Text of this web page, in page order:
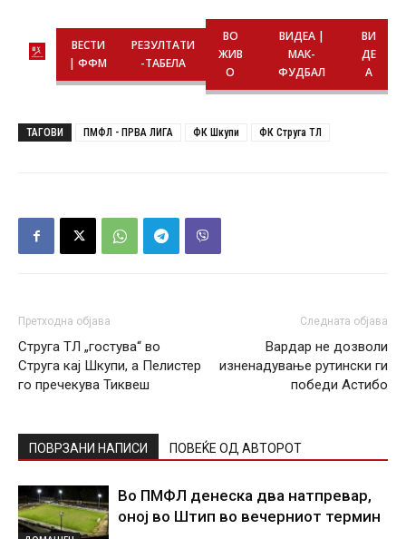
ВЕСТИ
| ФФМ
РЕЗУЛТАТИ
-ТАБЕЛА
ВО
ЖИВ
О
ВИДЕА |
МАК-
ФУДБАЛ
ВИ
ДЕ
А
ТАГОВИ ПМФЛ - ПРВА ЛИГА ФК Шкупи ФК Струга ТЛ
Претходна објава
Струга ТЛ „гостува“ во
Струга кај Шкупи, а Пелистер
го пречекува Тиквеш
Следната објава
Вардар не дозволи
изненадување рутински ги
победи Астибо
ПОВРЗАНИ НАПИСИ ПОВЕЌЕ ОД АВТОРОТ
Во ПМФЛ денеска два натпревар,
оној во Штип во вечерниот термин